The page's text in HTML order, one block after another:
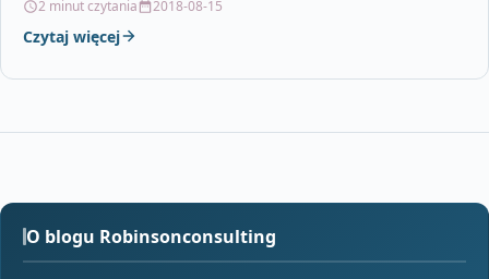
2 minut czytania 2018-08-15
Czytaj więcej
O blogu Robinsonconsulting